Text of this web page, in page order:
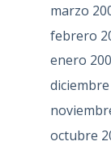
marzo
febrero
enero
octubre